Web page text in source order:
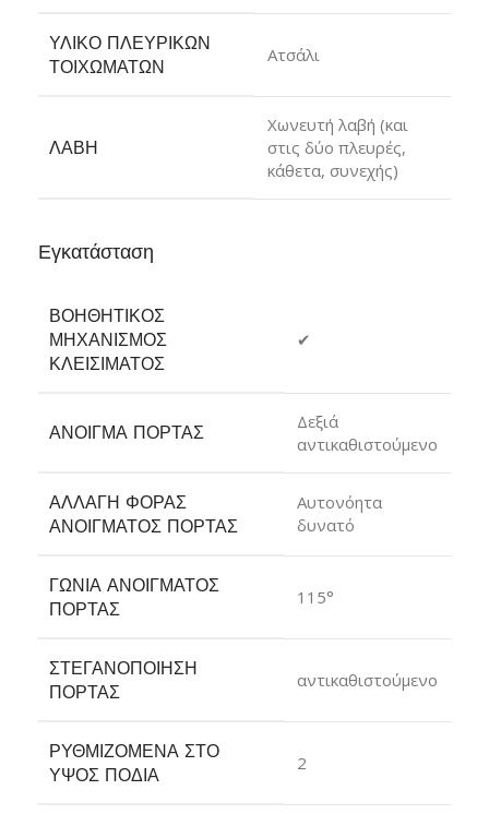
ΥΛΙΚΌ ΠΛΕΥΡΙΚΏΝ
ΤΟΙΧΩΜΆΤΩΝ
Ατσάλι
ΛΑΒΉ
Χωνευτή λαβή (και
στις δύο πλευρές,
κάθετα, συνεχής)
Εγκατάσταση
ΒΟΗΘΗΤΙΚΌΣ
ΜΗΧΑΝΙΣΜΌΣ
ΚΛΕΙΣΊΜΑΤΟΣ
✔
ΆΝΟΙΓΜΑ ΠΌΡΤΑΣ
Δεξιά
αντικαθιστούμενο
ΑΛΛΑΓΉ ΦΟΡΆΣ
ΑΝΟΊΓΜΑΤΟΣ ΠΌΡΤΑΣ
Αυτονόητα
δυνατό
ΓΩΝΊΑ ΑΝΟΊΓΜΑΤΟΣ
ΠΌΡΤΑΣ
115°
ΣΤΕΓΑΝΟΠΟΊΗΣΗ
ΠΌΡΤΑΣ
αντικαθιστούμενο
ΡΥΘΜΙΖΌΜΕΝΑ ΣΤΟ
ΎΨΟΣ ΠΌΔΙΑ
2